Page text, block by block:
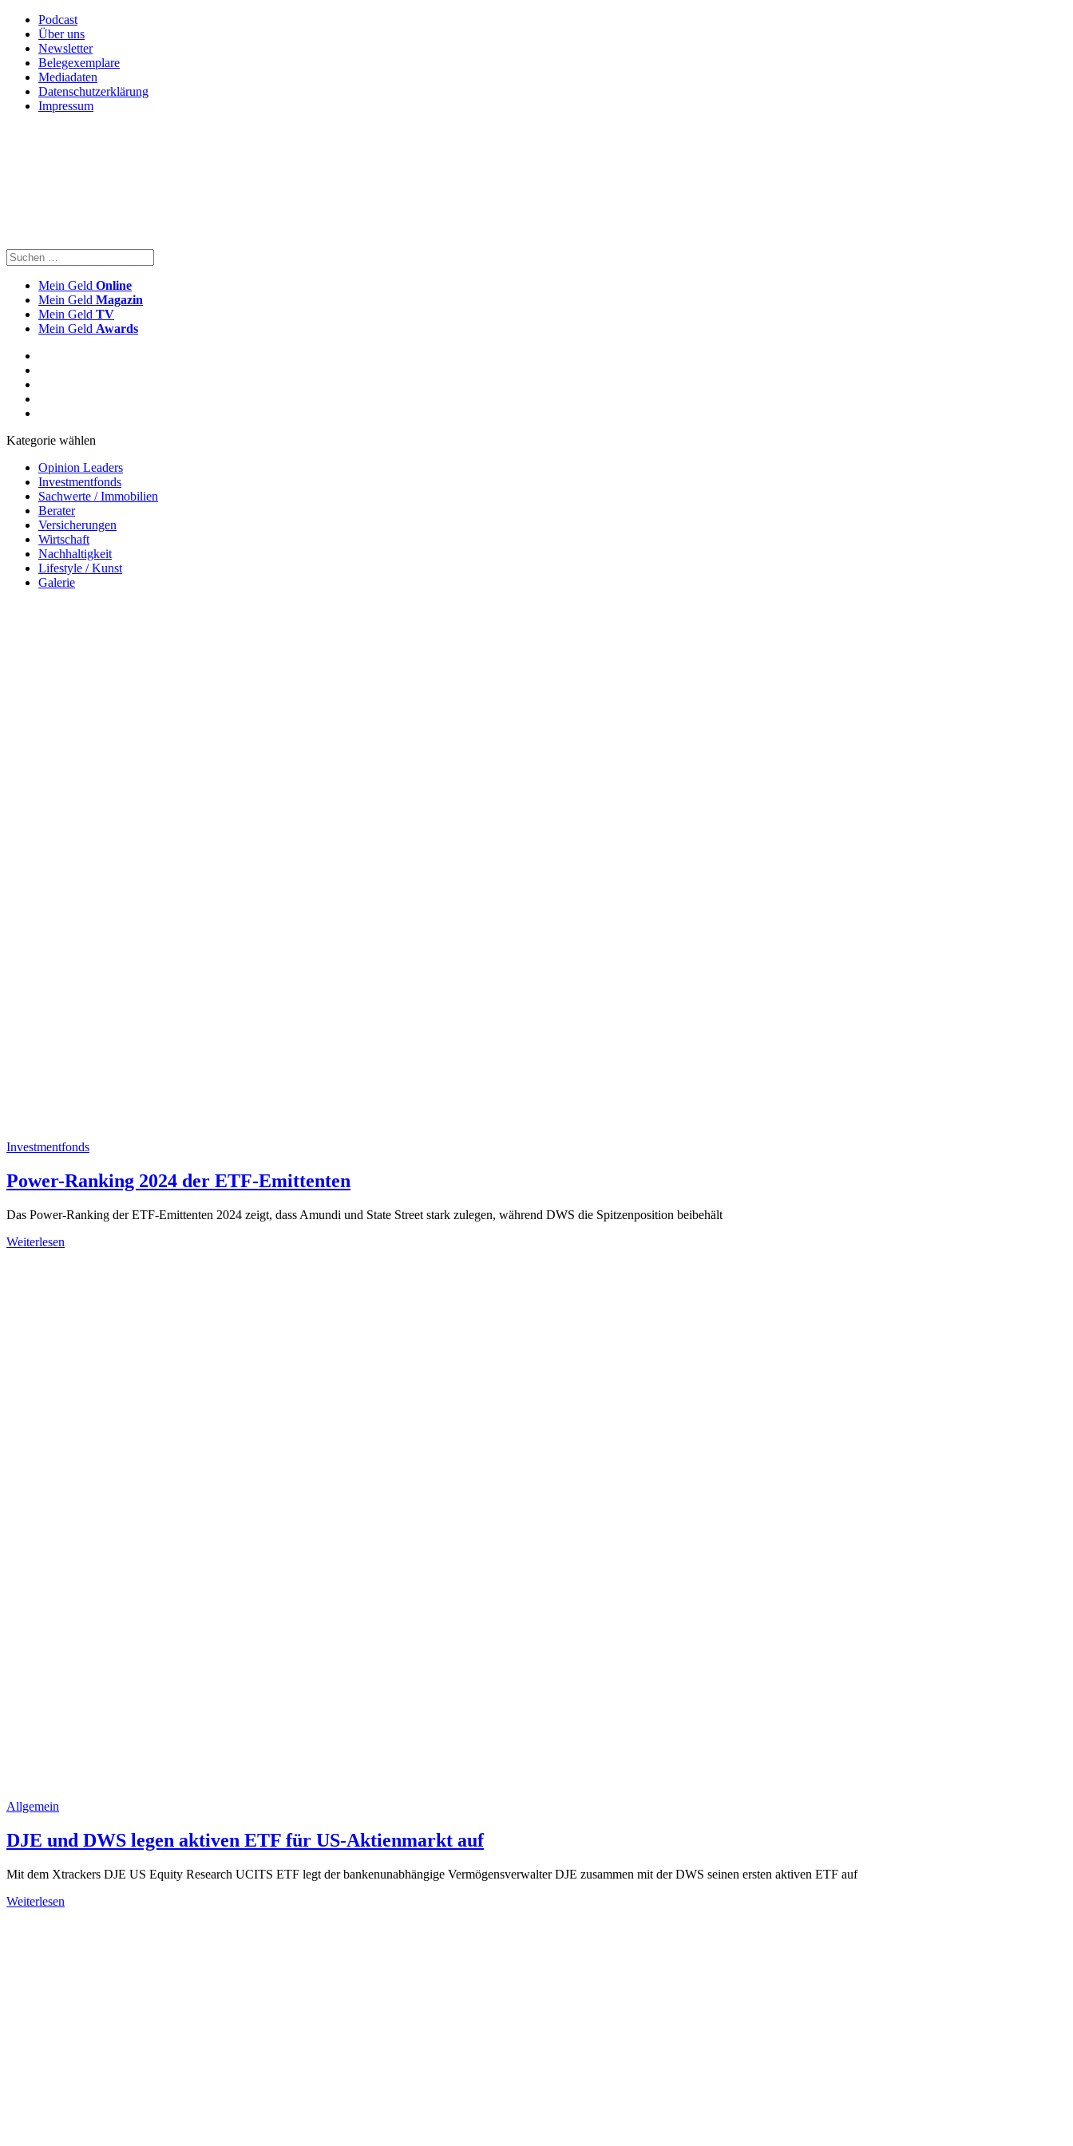
Podcast
Über uns
Newsletter
Belegexemplare
Mediadaten
Datenschutzerklärung
Impressum
Mein Geld Online
Mein Geld Magazin
Mein Geld TV
Mein Geld Awards
Kategorie wählen
Opinion Leaders
Investmentfonds
Sachwerte / Immobilien
Berater
Versicherungen
Wirtschaft
Nachhaltigkeit
Lifestyle / Kunst
Galerie
Investmentfonds
Power-Ranking 2024 der ETF-Emittenten
Das Power-Ranking der ETF-Emittenten 2024 zeigt, dass Amundi und State Street stark zulegen, während DWS die Spitzenposition beibehält
Weiterlesen
Allgemein
DJE und DWS legen aktiven ETF für US-Aktienmarkt auf
Mit dem Xtrackers DJE US Equity Research UCITS ETF legt der bankenunabhängige Vermögensverwalter DJE zusammen mit der DWS seinen ersten aktiven ETF auf
Weiterlesen